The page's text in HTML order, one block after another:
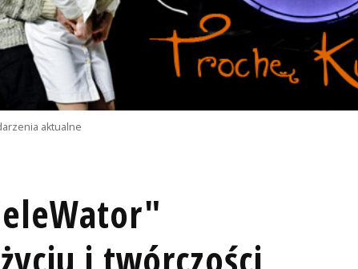
aktualne